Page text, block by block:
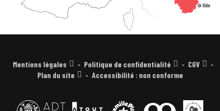
Mentions légales Politique de confidentialité
CGV
Plan du site
Accessibilité : non conforme